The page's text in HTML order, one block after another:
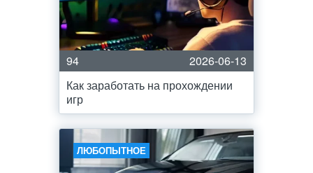
94
2026-06-13
Как заработать на прохождении
игр
ЛЮБОПЫТНОЕ